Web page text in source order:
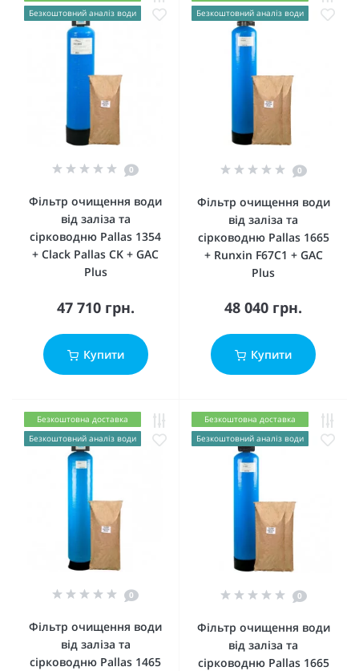
Безкоштовний аналіз води
0
Фільтр очищення води
від заліза та
сірководню Pallas 1354
+ Clack Pallas CK + GAC
Plus
47 710 грн.
Купити
Безкоштовний аналіз води
0
Фільтр очищення води
від заліза та
сірководню Pallas 1665
+ Runxin F67C1 + GAC
Plus
48 040 грн.
Купити
Безкоштовна доставка
Безкоштовний аналіз води
0
Фільтр очищення води
від заліза та
сірководню Pallas 1465
Безкоштовна доставка
Безкоштовний аналіз води
0
Фільтр очищення води
від заліза та
сірководню Pallas 1665